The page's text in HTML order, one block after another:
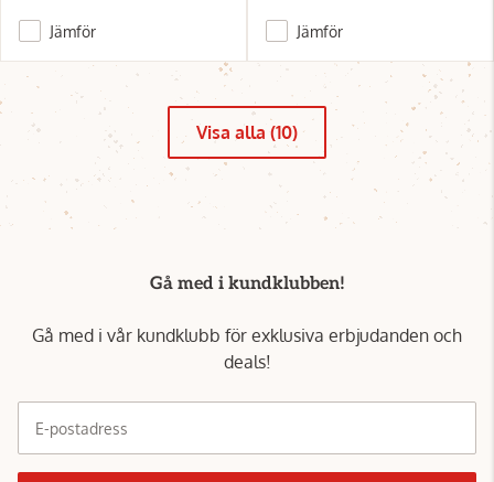
Jämför Jämför
Visa alla (10)
Gå med i kundklubben!
Gå med i vår kundklubb för exklusiva erbjudanden och
deals!
E-postadress